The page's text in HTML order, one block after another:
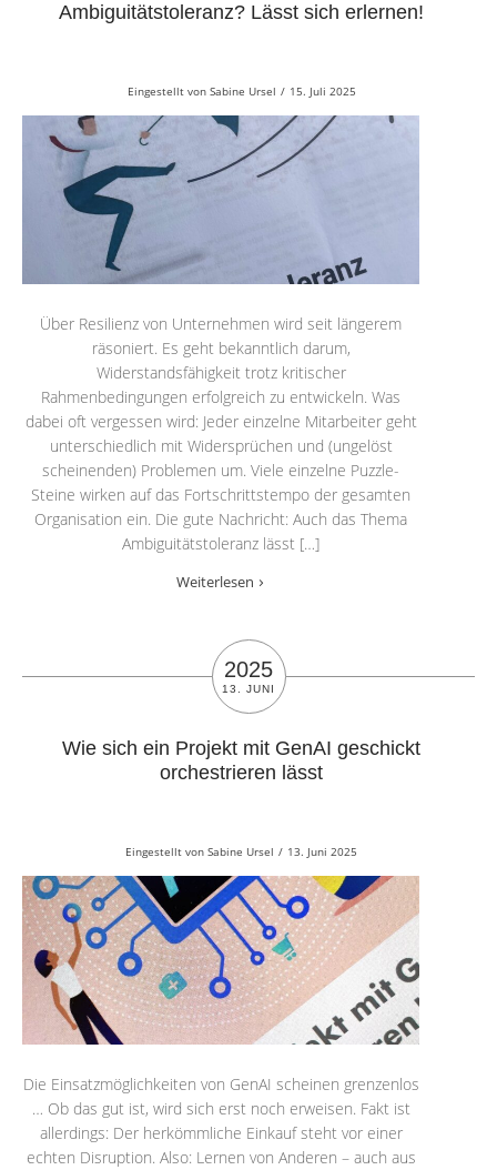
Ambiguitätstoleranz? Lässt sich erlernen!
Eingestellt von Sabine Ursel / 15. Juli 2025
Über Resilienz von Unternehmen wird seit längerem
räsoniert. Es geht bekanntlich darum,
Widerstandsfähigkeit trotz kritischer
Rahmenbedingungen erfolgreich zu entwickeln. Was
dabei oft vergessen wird: Jeder einzelne Mitarbeiter geht
unterschiedlich mit Widersprüchen und (ungelöst
scheinenden) Problemen um. Viele einzelne Puzzle-
Steine wirken auf das Fortschrittstempo der gesamten
Organisation ein. Die gute Nachricht: Auch das Thema
Ambiguitätstoleranz lässt […]
Weiterlesen
2025
13. JUNI
Wie sich ein Projekt mit GenAI geschickt
orchestrieren lässt
Eingestellt vonSabine Ursel / 13. Juni 2025
Die Einsatzmöglichkeiten von GenAI scheinen grenzenlos
… Ob das gut ist, wird sich erst noch erweisen. Fakt ist
allerdings: Der herkömmliche Einkauf steht vor einer
echten Disruption. Also: Lernen von Anderen – auch aus